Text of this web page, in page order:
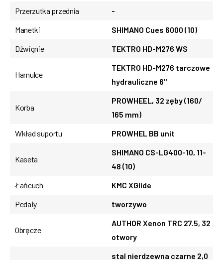
Przerzutka przednia
-
Manetki
SHIMANO Cues 6000 (10)
Dźwignie
TEKTRO HD-M276 WS
Hamulce
TEKTRO HD-M276 tarczowe
hydrauliczne 6"
Korba
PROWHEEL, 32 zęby (160/
165 mm)
Wkład suportu
PROWHEL BB unit
Kaseta
SHIMANO CS-LG400-10, 11-
48 (10)
Łańcuch
KMC XGlide
Pedały
tworzywo
Obręcze
AUTHOR Xenon TRC 27.5, 32
otwory
stal nierdzewna czarne 2,0